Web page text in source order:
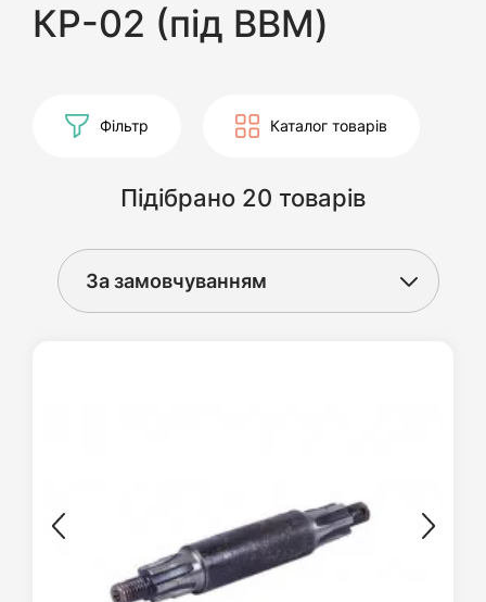
КР-02 (під ВВМ)
Фільтр Каталог товарів
Підібрано 20 товарів